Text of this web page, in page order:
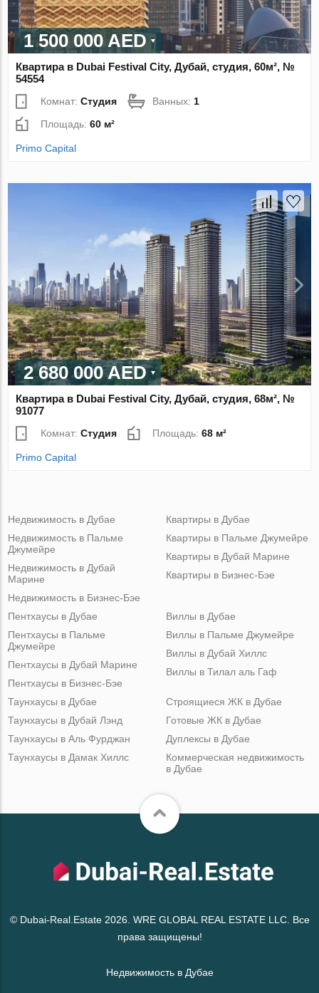
1 500 000 AED
Квартира в Dubai Festival City, Дубай, студия, 60м², №
54554
Комнат:Студия Ванных: 1
Площадь:60 м²
Primo Capital
2 680 000 AED
Квартира в Dubai Festival City, Дубай, студия, 68м², №
91077
Комнат:Студия Площадь:68 м²
Primo Capital
Недвижимость в Дубае
Недвижимость в Пальме
Джумейре
Недвижимость в Дубай
Марине
Недвижимость в Бизнес-Бэе
Квартиры в Дубае
Квартиры в Пальме Джумейре
Квартиры в Дубай Марине
Квартиры в Бизнес-Бэе
Пентхаусы в Дубае
Пентхаусы в Пальме
Джумейре
Пентхаусы в Дубай Марине
Пентхаусы в Бизнес-Бэе
Виллы в Дубае
Виллы в Пальме Джумейре
Виллы в Дубай Хиллс
Виллы в Тилал аль Гаф
Таунхаусы в Дубае
Таунхаусы в Дубай Лэнд
Таунхаусы в Аль Фурджан
Таунхаусы в Дамак Хиллс
Строящиеся ЖК в Дубае
Готовые ЖК в Дубае
Дуплексы в Дубае
Коммерческая недвижимость
в Дубае
© Dubai-Real.Estate 2026. WRE GLOBAL REAL ESTATE LLC. Все
права защищены!
Недвижимость в Дубае